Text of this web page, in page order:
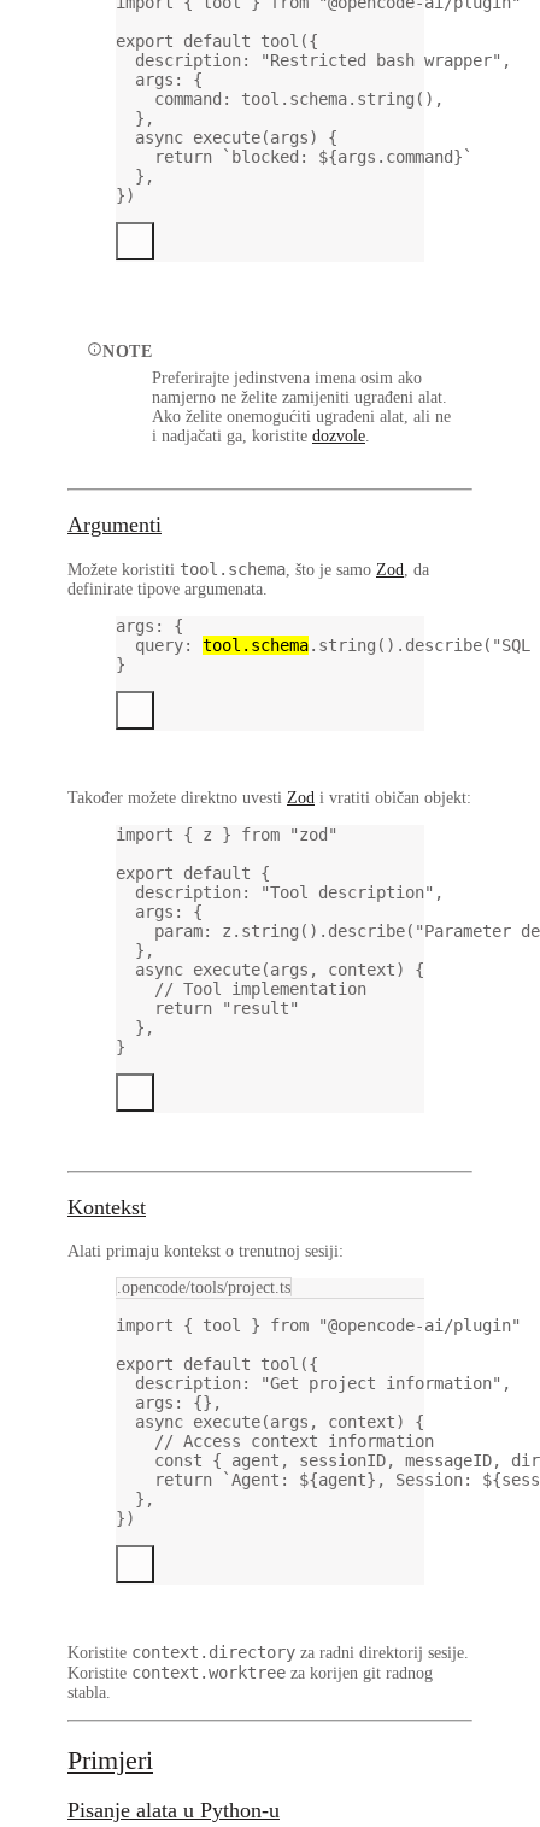
export
default tool ({
description:
"Restricted bash wrapper" ,
args: {
command: tool.schema. string (),
},
async execute(args) {
return
`blocked: ${args . command}`
},
})
NOTE
Preferirajte jedinstvena imena osim ako
namjerno ne želite zamijeniti ugrađeni alat.
Ako želite onemogućiti ugrađeni alat, ali ne
i nadjačati ga, koristite dozvole.
Argumenti
Možete koristiti tool.schema, što je samo Zod, da
definirate tipove argumenata.
args : {
query: tool.schema. string (). describe(
}
Također možete direktno uvesti Zod i vratiti običan objekt:
import { z } from
"zod"
export
default {
description:
"Tool description" ,
args: {
param: z. string (). describe( "Parameter
},
async execute(args , context) {
// Tool implementation
return
"result"
},
}
Kontekst
Alati primaju kontekst o trenutnoj sesiji:
.opencode/tools/project.ts
import { tool } from
"@opencode-ai/plugin"
export
default tool ({
description:
"Get project information" ,
args: {},
async execute(args , context) {
// Access context information
const { agent , sessionID, messageID,
return
`Agent: ${agent}, Session: ${
},
})
Koristite context.directory za radni direktorij sesije.
Koristite context.worktree za korijen git radnog
stabla.
Primjeri
Pisanje alata u Python-u